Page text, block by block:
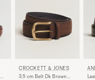
CROCKETT & JONES
3,5 cm Belt Dk Brown